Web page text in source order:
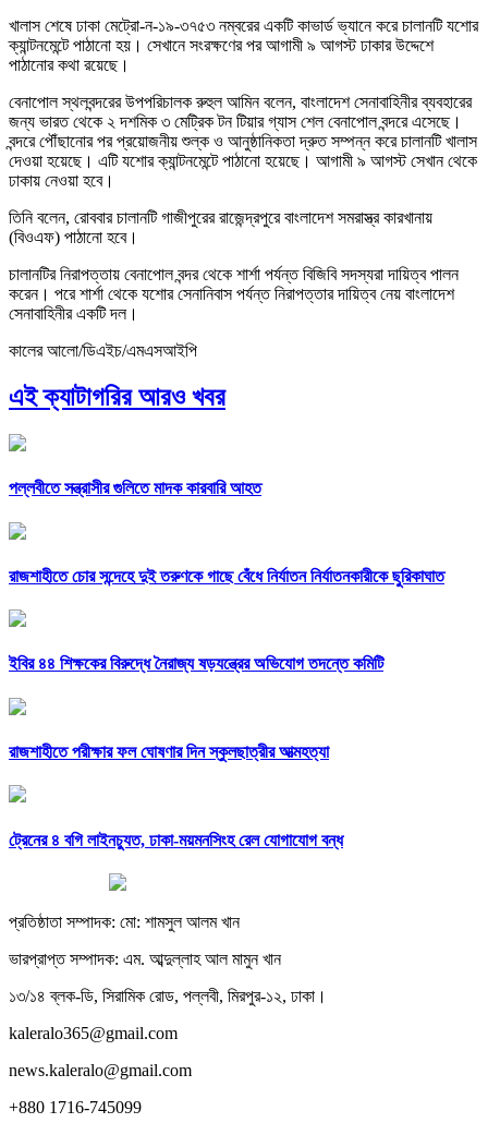
খালাস শেষে ঢাকা মেট্রো-ন-১৯-৩৭৫৩ নম্বরের একটি কাভার্ড ভ্যানে করে চালানটি যশোর
ক্যান্টনমেন্টে পাঠানো হয়। সেখানে সংরক্ষণের পর আগামী ৯ আগস্ট ঢাকার উদ্দেশে
পাঠানোর কথা রয়েছে।
বেনাপোল স্থলবন্দরের উপপরিচালক রুহুল আমিন বলেন, বাংলাদেশ সেনাবাহিনীর ব্যবহারের
জন্য ভারত থেকে ২ দশমিক ৩ মেট্রিক টন টিয়ার গ্যাস শেল বেনাপোল বন্দরে এসেছে।
বন্দরে পৌঁছানোর পর প্রয়োজনীয় শুল্ক ও আনুষ্ঠানিকতা দ্রুত সম্পন্ন করে চালানটি খালাস
দেওয়া হয়েছে। এটি যশোর ক্যান্টনমেন্টে পাঠানো হয়েছে। আগামী ৯ আগস্ট সেখান থেকে
ঢাকায় নেওয়া হবে।
তিনি বলেন, রোববার চালানটি গাজীপুরের রাজেন্দ্রপুরে বাংলাদেশ সমরাস্ত্র কারখানায়
(বিওএফ) পাঠানো হবে।
চালানটির নিরাপত্তায় বেনাপোল বন্দর থেকে শার্শা পর্যন্ত বিজিবি সদস্যরা দায়িত্ব পালন
করেন। পরে শার্শা থেকে যশোর সেনানিবাস পর্যন্ত নিরাপত্তার দায়িত্ব নেয় বাংলাদেশ
সেনাবাহিনীর একটি দল।
কালের আলো/ডিএইচ/এমএসআইপি
এই ক্যাটাগরির আরও খবর
পল্লবীতে সন্ত্রাসীর গুলিতে মাদক কারবারি আহত
রাজশাহীতে চোর সন্দেহে দুই তরুণকে গাছে বেঁধে নির্যাতন নির্যাতনকারীকে ছুরিকাঘাত
ইবির ৪৪ শিক্ষকের বিরুদ্ধে নৈরাজ্য ষড়যন্ত্রের অভিযোগ তদন্তে কমিটি
রাজশাহীতে পরীক্ষার ফল ঘোষণার দিন স্কুলছাত্রীর আত্মহত্যা
ট্রেনের ৪ বগি লাইনচ্যুত, ঢাকা-ময়মনসিংহ রেল যোগাযোগ বন্ধ
প্রতিষ্ঠাতা সম্পাদক: মো: শামসুল আলম খান
ভারপ্রাপ্ত সম্পাদক: এম. আব্দুল্লাহ আল মামুন খান
১৩/১৪ ব্লক-ডি, সিরামিক রোড, পল্লবী, মিরপুর-১২, ঢাকা।
kaleralo365@gmail.com
news.kaleralo@gmail.com
+880 1716-745099